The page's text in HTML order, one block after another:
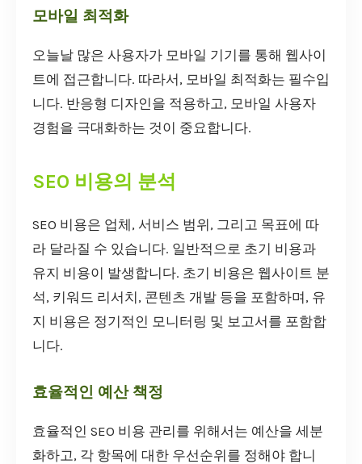
모바일 최적화
오늘날 많은 사용자가 모바일 기기를 통해 웹사이
트에 접근합니다. 따라서, 모바일 최적화는 필수입
니다. 반응형 디자인을 적용하고, 모바일 사용자
경험을 극대화하는 것이 중요합니다.
SEO 비용의 분석
SEO 비용은 업체, 서비스 범위, 그리고 목표에 따
라 달라질 수 있습니다. 일반적으로 초기 비용과
유지 비용이 발생합니다. 초기 비용은 웹사이트 분
석, 키워드 리서치, 콘텐츠 개발 등을 포함하며, 유
지 비용은 정기적인 모니터링 및 보고서를 포함합
니다.
효율적인 예산 책정
효율적인 SEO 비용 관리를 위해서는 예산을 세분
화하고, 각 항목에 대한 우선순위를 정해야 합니